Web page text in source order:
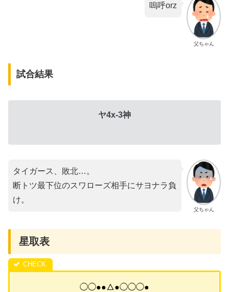
父ちゃん
嗚呼orz
試合結果
ヤ4x-3神
父ちゃん
タイガース、敗北…。
断トツ最下位のスワローズ相手にサヨナラ負
け。
星取表
◯◯●●△●◯◯◯●